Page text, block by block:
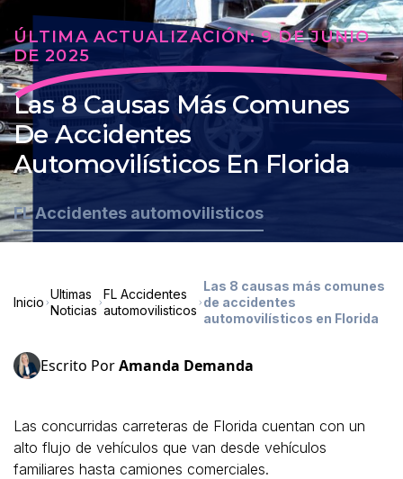
ÚLTIMA ACTUALIZACIÓN: 9 DE JUNIO
DE 2025
Las 8 Causas Más Comunes
De Accidentes
Automovilísticos En Florida
FL Accidentes automovilisticos
Inicio
Ultimas
Noticias
FL Accidentes
automovilisticos
Las 8 causas más comunes
de accidentes
automovilísticos en Florida
Escrito PorAmanda Demanda
Las concurridas carreteras de Florida cuentan con un
alto flujo de vehículos que van desde vehículos
familiares hasta camiones comerciales.